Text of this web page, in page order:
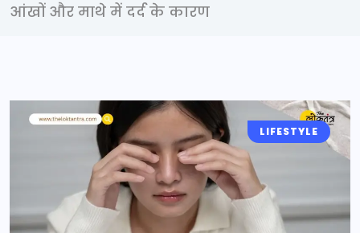
आंखों और माथे में दर्द के कारण
LIFESTYLE